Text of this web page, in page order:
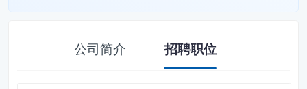
公司简介 招聘职位